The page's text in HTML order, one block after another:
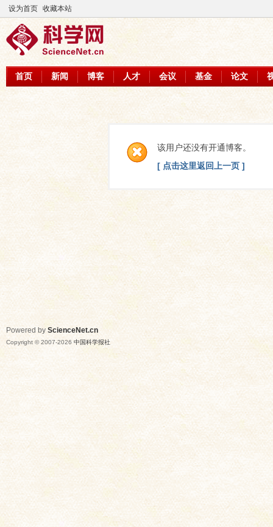
设为首页 收藏本站
首页 新闻 博客 人才 会议 基金 论文
该用户还没有开通博客。
[ 点击这里返回上一页 ]
Powered by ScienceNet.cn
Copyright © 2007-2026 中国科学报社